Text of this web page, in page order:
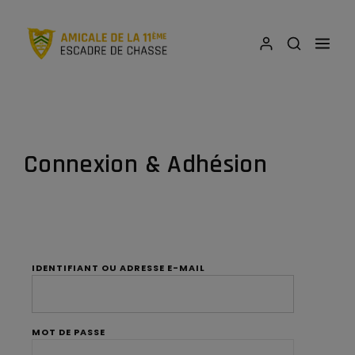
Connexion & Adhésion
IDENTIFIANT OU ADRESSE E-MAIL
MOT DE PASSE